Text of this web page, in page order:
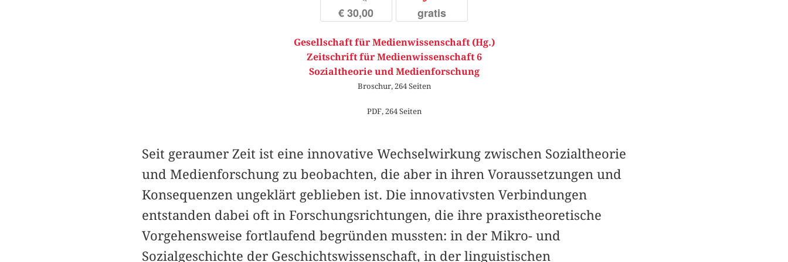
€ 30,00 gratis
Gesellschaft für Medienwissenschaft (Hg.)
Zeitschrift für Medienwissenschaft 6
Sozialtheorie und Medienforschung
Broschur, 264 Seiten
PDF, 264 Seiten
Seit geraumer Zeit ist eine innovative Wechselwirkung zwischen Sozialtheorie
und Medienforschung zu beobachten, die aber in ihren Voraussetzungen und
Konsequenzen ungeklärt geblieben ist. Die innovativsten Verbindungen
entstanden dabei oft in Forschungsrichtungen, die ihre praxistheoretische
Vorgehensweise fortlaufend begründen mussten: in der Mikro- und
Sozialgeschichte der Geschichtswissenschaft, in der linguistischen